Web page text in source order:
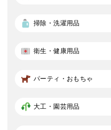
掃除・洗濯用品
衛生・健康用品
パーティ・おもちゃ
大工・園芸用品